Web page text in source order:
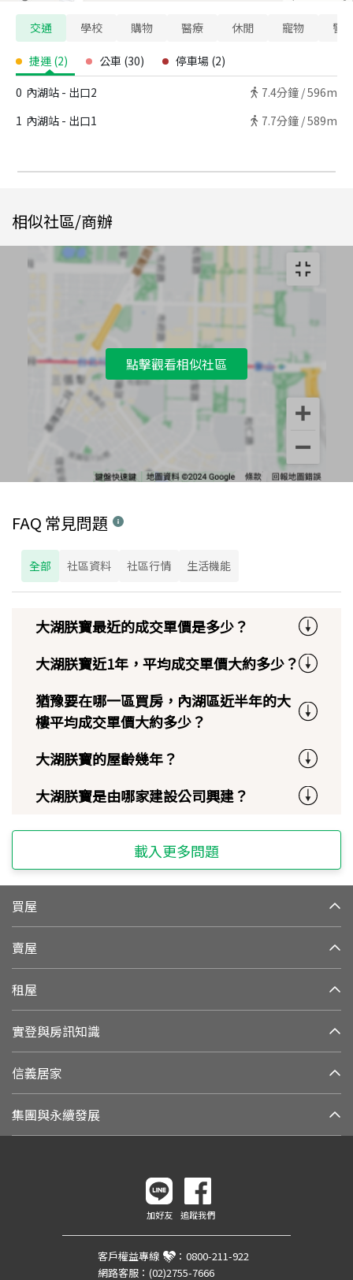
交通 學校 購物 醫療 休閒 寵物 警
捷運 (2) 公車 (30) 停車場 (2)
0 內湖站 - 出口2 7.4分鐘 /596m
1 內湖站 - 出口1 7.7分鐘 /589m
相似社區/商辦
點擊觀看相似社區
FAQ 常見問題
全部 社區資料 社區行情 生活機能
大湖朕寶最近的成交單價是多少？
大湖朕寶近1年，平均成交單價大約多少？
猶豫要在哪一區買房，內湖區近半年的大
樓平均成交單價大約多少？
大湖朕寶的屋齡幾年？
大湖朕寶是由哪家建設公司興建？
載入更多問題
買屋
賣屋
租屋
實登與房訊知識
信義居家
集團與永續發展
加好友 追蹤我們
客戶權益專線 ： 0800-211-922
網路客服： (02)2755-7666